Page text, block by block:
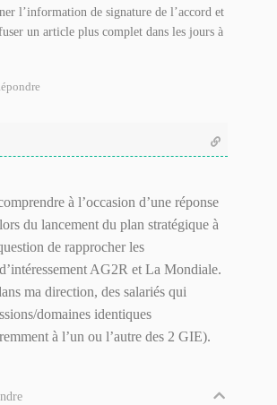
l’information de signature de l’accord et
un article plus complet dans les jours à
à l’occasion d’une réponse
du lancement du plan stratégique à
de rapprocher les
AG2R et La Mondiale.
ma direction, des salariés qui
domaines identiques
à l’un ou l’autre des 2 GIE).